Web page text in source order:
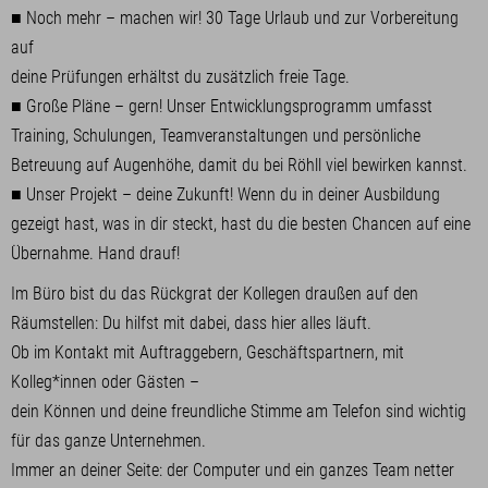
■ Noch mehr – machen wir! 30 Tage Urlaub und zur Vorbereitung
auf
deine Prüfungen erhältst du zusätzlich freie Tage.
■ Große Pläne – gern! Unser Entwicklungsprogramm umfasst
Training, Schulungen, Teamveranstaltungen und persönliche
Betreuung auf Augenhöhe, damit du bei Röhll viel bewirken kannst.
■ Unser Projekt – deine Zukunft! Wenn du in deiner Ausbildung
gezeigt hast, was in dir steckt, hast du die besten Chancen auf eine
Übernahme. Hand drauf!
Im Büro bist du das Rückgrat der Kollegen draußen auf den
Räumstellen: Du hilfst mit dabei, dass hier alles läuft.
Ob im Kontakt mit Auftraggebern, Geschäftspartnern, mit
Kolleg*innen oder Gästen –
dein Können und deine freundliche Stimme am Telefon sind wichtig
für das ganze Unternehmen.
Immer an deiner Seite: der Computer und ein ganzes Team netter